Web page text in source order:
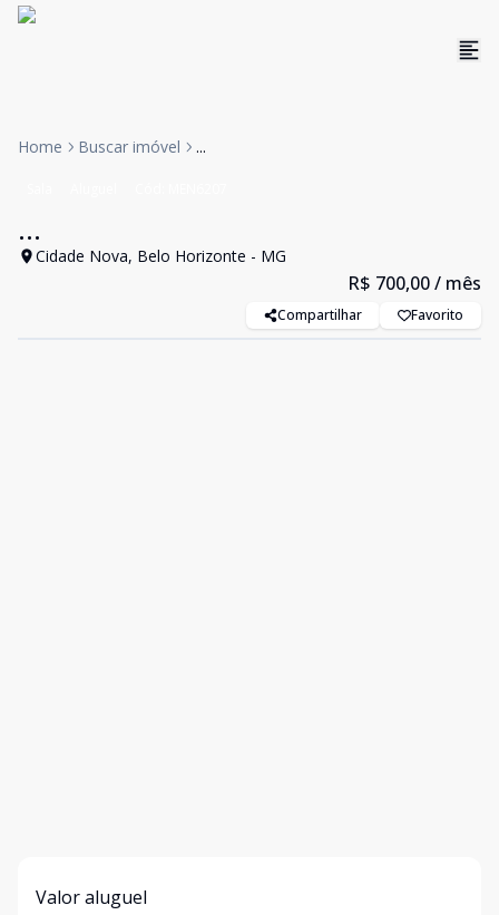
Home Buscar imóvel ...
...
Cidade Nova, Belo Horizonte - MG
R$ 700,00/ mês
Compartilhar Favorito
Valor aluguel